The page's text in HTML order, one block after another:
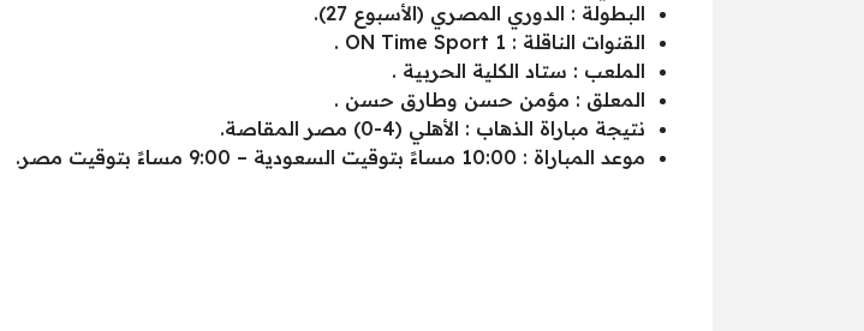
البطولة : الدوري المصري (الأسبوع 27).
القنوات الناقلة : ON Time Sport 1 .
الملعب : ستاد الكلية الحربية .
المعلق : مؤمن حسن وطارق حسن .
نتيجة مباراة الذهاب : الأهلي (4-0) مصر المقاصة.
موعد المباراة : 10:00 مساءً بتوقيت السعودية – 9:00 مساءً بتوقيت مصر.